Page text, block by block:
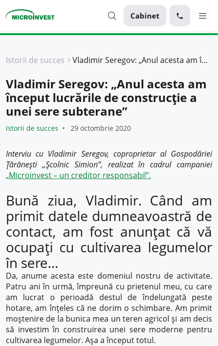
Cabinet
Despre Microinvest
Pentru Clienți
Istorii de succes Vladimir Seregov: „Anul acesta am început lucrările de construcție a unei sere subterane”
Vladimir Seregov: „Anul acesta am
început lucrările de construcție a
unei sere subterane”
Istorii de succes 29 octombrie 2020
Interviu cu Vladimir Seregov, coproprietar al Gospodăriei
Țărănești „Școlnic Simion”, realizat în cadrul campaniei
„Microinvest – un creditor responsabil”.
Bună ziua, Vladimir. Când am
primit datele dumneavoastră de
contact, am fost anunțat că vă
ocupați cu cultivarea legumelor
în sere…
Da, anume acesta este domeniul nostru de activitate.
Patru ani în urmă, împreună cu prietenul meu, cu care
am lucrat o perioadă destul de îndelungată peste
hotare, am înțeles că ne dorim o schimbare. Am primit
moștenire de la bunica mea un teren agricol și am decis
să investim în construirea unei sere moderne pentru
cultivarea legumelor. Așa a început totul.